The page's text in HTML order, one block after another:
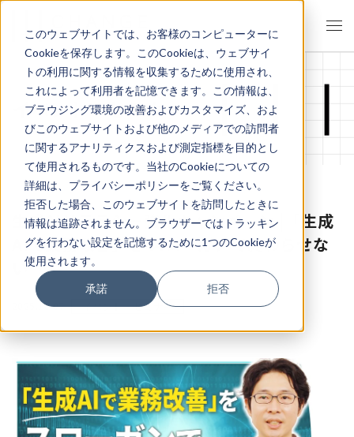
このウェブサイトでは、お客様のコンピューターに
Cookieを保存します。このCookieは、ウェブサイ
トの利用に関する情報を収集するために使用され、
これによって利用者を記憶できます。この情報は、
ブラウジング環境の改善およびカスタマイズ、およ
びこのウェブサイトおよび他のメディアでの訪問者
に関するアナリティクスおよび測定指標を目的とし
て使用されるものです。当社のCookieについての
詳細は、プライバシーポリシーをご覧ください。
拒否した場合、このウェブサイトを訪問したときに
情報は追跡されません。ブラウザーではトラッキン
グを行わない設定を記憶するために1つのCookieが
使用されます。
承諾 拒否
イベント・セミナー
生成AIリテラシー強化キャンペーン |「生成
AIで業務改善」を スローガンで終わらせな
い
2025.10.07 イベント・セミナー